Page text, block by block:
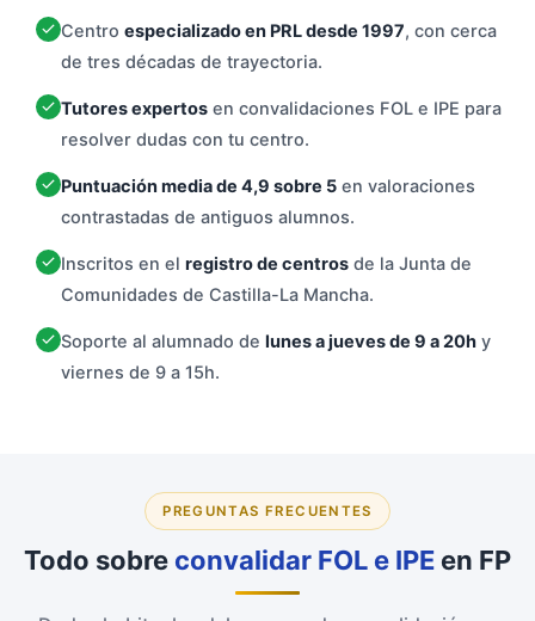
Centro especializado en PRL desde 1997, con cerca
de tres décadas de trayectoria.
Tutores expertos en convalidaciones FOL e IPE para
resolver dudas con tu centro.
Puntuación media de 4,9 sobre 5 en valoraciones
contrastadas de antiguos alumnos.
Inscritos en el registro de centros de la Junta de
Comunidades de Castilla-La Mancha.
Soporte al alumnado de lunes a jueves de 9 a 20h y
viernes de 9 a 15h.
PREGUNTAS FRECUENTES
Todo sobre convalidar FOL e IPE en FP